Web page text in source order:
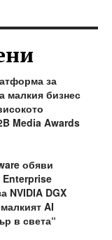
за
малкия бизнес
Media Awards
обяви
Enterprise
NVIDIA DGX
AI
в света“